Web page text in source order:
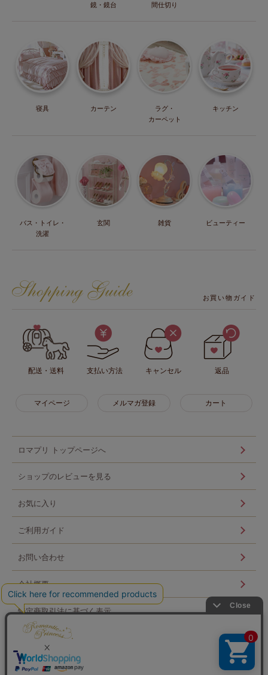
鏡・鏡台
間仕切り
寝具 カーテン
ラグ・
カーペット
キッチン
バス・トイレ・
洗濯
玄関 雑貨 ビューティー
お買い物ガイド
配送・送料 支払い方法 キャンセル 返品
マイページ メルマガ登録 カート
ロマプリ トップページへ
ショップのレビューを見る
お気に入り
ご利用ガイド
お問い合わせ
会社概要
特定商取引法に基づく表示
個人情報の取扱い
ログイン